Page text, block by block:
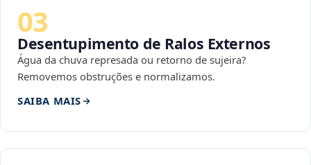
03
Desentupimento de Ralos Externos
Água da chuva represada ou retorno de sujeira?
Removemos obstruções e normalizamos.
SAIBA MAIS